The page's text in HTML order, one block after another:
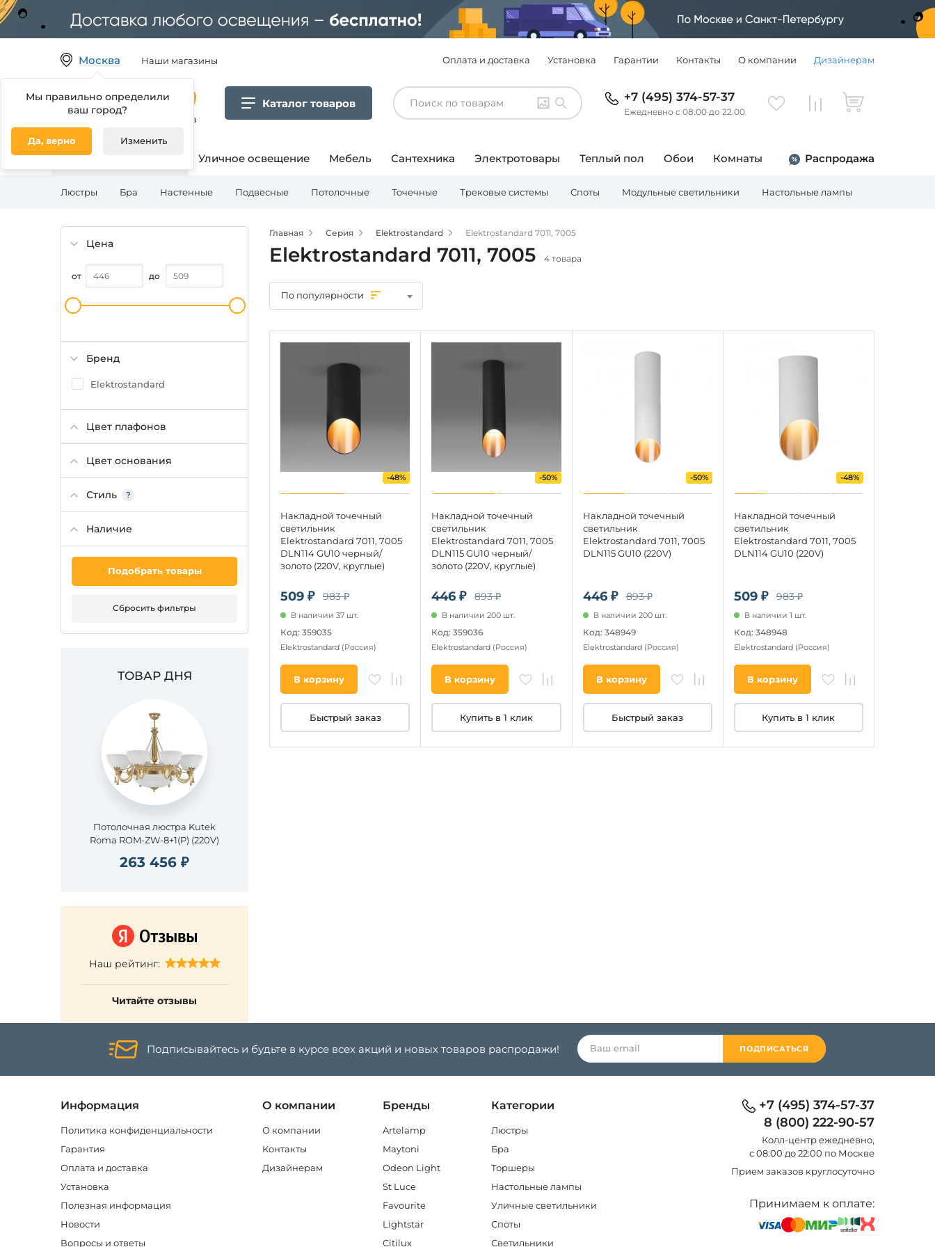
Москва
Мы правильно определили
ваш город?
Да, верно Изменить
Наши магазины Оплата и доставка Установка Гарантии Контакты О компании Дизайнерам
Гипермаркет товаров для дома
Каталог товаров +7 (495) 374-57-37
Ежедневно с 08.00 до 22.00
Освещение для дома Уличное освещение Мебель Сантехника Электротовары Теплый пол Обои Комнаты Распродажа
Люстры Бра Настенные Подвесные Потолочные Точечные Трековые системы Споты Модульные светильники Настольные лампы
Цена
от до
Бренд
Elektrostandard
Цвет плафонов
Цвет основания
Стиль
Наличие
Подобрать товары
Сбросить фильтры
ТОВАР ДНЯ
Потолочная люстра Kutek
Roma ROM-ZW-8+1(P) (220V)
263 456 ₽
Наш рейтинг:
Читайте отзывы
Главная Серия Elektrostandard Elektrostandard 7011, 7005
Elektrostandard 7011, 7005 4 товара
По популярности
509 ₽ 983 ₽
-48%
Накладной точечный
светильник
Elektrostandard 7011, 7005
DLN114 GU10 черный/
золото (220V, круглые)
В наличии 37 шт.
Код: 359035
Elektrostandard (Россия)
В корзину
Быстрый заказ
446 ₽ 893 ₽
-50%
Накладной точечный
светильник
Elektrostandard 7011, 7005
DLN115 GU10 черный/
золото (220V, круглые)
В наличии 200 шт.
Код: 359036
Elektrostandard (Россия)
В корзину
Купить в 1 клик
446 ₽ 893 ₽
-50%
Накладной точечный
светильник
Elektrostandard 7011, 7005
DLN115 GU10 (220V)
В наличии 200 шт.
Код: 348949
Elektrostandard (Россия)
В корзину
Быстрый заказ
509 ₽ 983 ₽
-48%
Накладной точечный
светильник
Elektrostandard 7011, 7005
DLN114 GU10 (220V)
В наличии 1 шт.
Код: 348948
Elektrostandard (Россия)
В корзину
Купить в 1 клик
Подписывайтесь и будьте в курсе всех акций и новых товаров распродажи! ПОДПИСАТЬСЯ
Информация
Политика конфиденциальности
Гарантия
Оплата и доставка
Установка
Полезная информация
Новости
Вопросы и ответы
О компании
О компании
Контакты
Дизайнерам
Бренды
Artelamp
Maytoni
Odeon Light
St Luce
Favourite
Lightstar
Citilux
Категории
Люстры
Бра
Торшеры
Настольные лампы
Уличные светильники
Споты
Светильники
+7 (495) 374-57-37
8 (800) 222-90-57
Колл-центр eжедневно,
с 08:00 до 22:00 по Москве
Прием заказов круглосуточно
Принимаем к оплате: